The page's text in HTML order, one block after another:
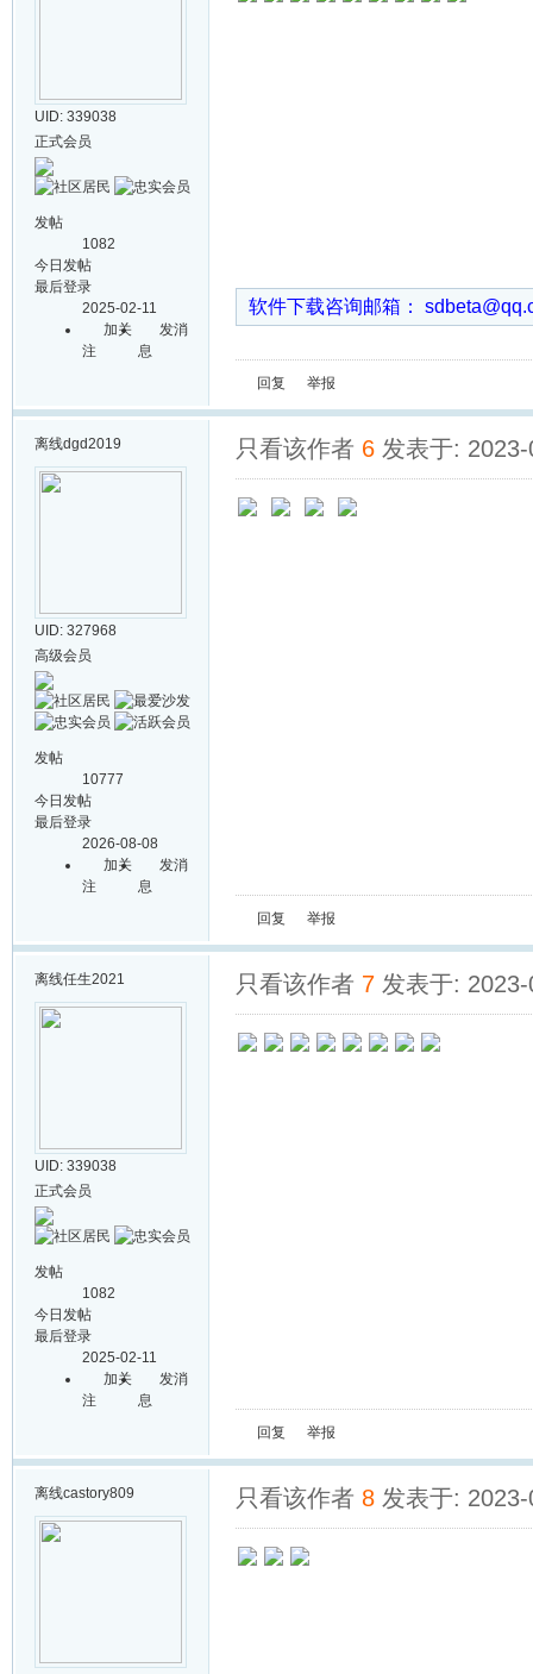
UID: 339038
正式会员
发帖
1082
今日发帖
最后登录
2025-02-11
加关
注
发消
息
软件下载咨询邮箱：
回复 举报
离线dgd2019
UID: 327968
高级会员
发帖
10777
今日发帖
最后登录
2026-08-08
加关
注
发消
息
只看该作者 6 发表于:
回复 举报
离线任生2021
UID: 339038
正式会员
发帖
1082
今日发帖
最后登录
2025-02-11
加关
注
发消
息
只看该作者 7 发表于:
回复 举报
离线castory809 只看该作者 8 发表于: